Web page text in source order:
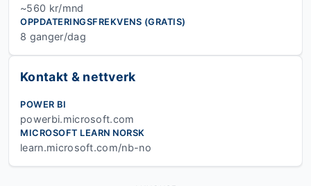
~560 kr/mnd
OPPDATERINGSFREKVENS (GRATIS)
8 ganger/dag
Kontakt & nettverk
POWER BI
powerbi.microsoft.com
MICROSOFT LEARN NORSK
learn.microsoft.com/nb-no